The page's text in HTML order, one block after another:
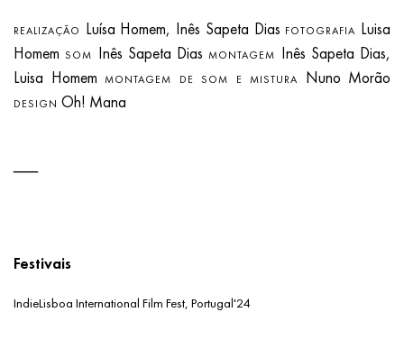
REALIZAÇÃO Luísa Homem, Inês Sapeta Dias FOTOGRAFIA Luisa
HomemSOM Inês Sapeta DiasMONTAGEM Inês Sapeta Dias,
Luisa Homem MONTAGEM DE SOM E MISTURA Nuno Morão
DESIGN Oh! Mana
Festivais
IndieLisboa International Film Fest, Portugal'24